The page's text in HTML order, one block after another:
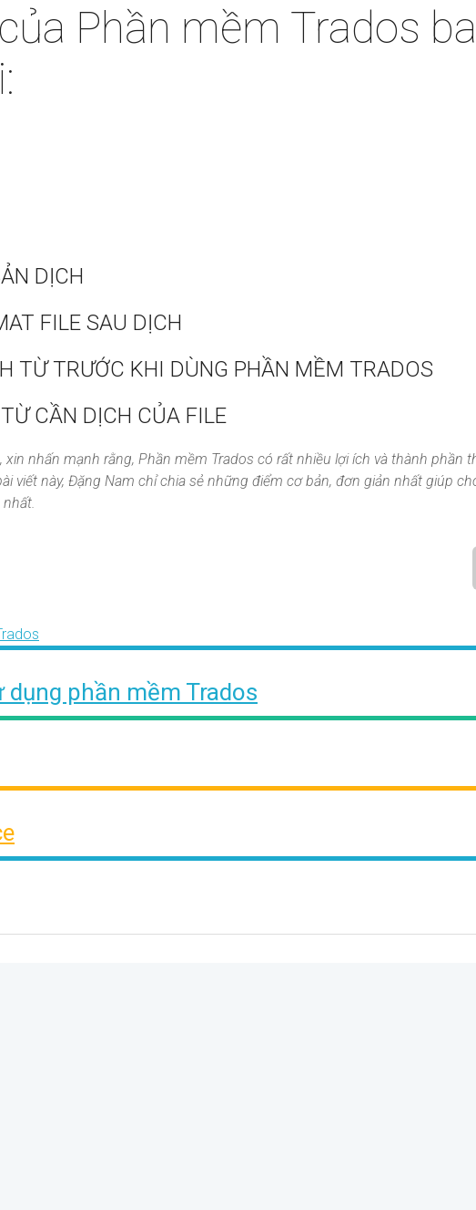
Phần mềm Trados
DỊCH
FILE SAU DỊCH
TỪ TRƯỚC KHI DÙNG PHẦN MỀM TRADOS
CẦN DỊCH CỦA FILE
xin nhấn mạnh rằng, Phần mềm Trados có rất nhiều lợi ích và thành phần
viết này, Đặng Nam chỉ chia sẻ những điểm cơ bản, đơn giản nhất giúp
phần mềm Trados